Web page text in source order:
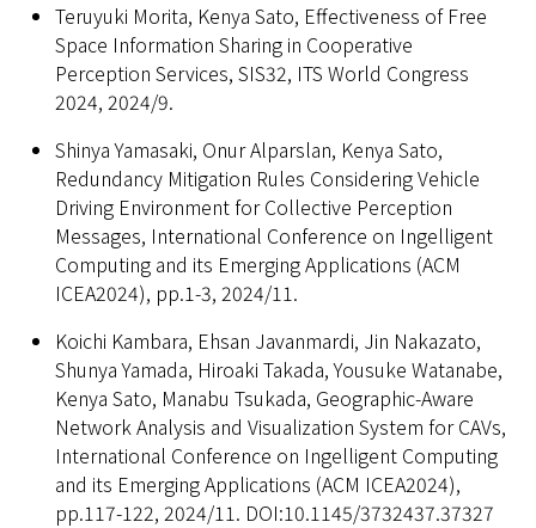
Teruyuki Morita, Kenya Sato, Effectiveness of Free
Space Information Sharing in Cooperative
Perception Services, SIS32, ITS World Congress
2024, 2024/9.
Shinya Yamasaki, Onur Alparslan, Kenya Sato,
Redundancy Mitigation Rules Considering Vehicle
Driving Environment for Collective Perception
Messages, International Conference on Ingelligent
Computing and its Emerging Applications (ACM
ICEA2024), pp.1-3, 2024/11.
Koichi Kambara, Ehsan Javanmardi, Jin Nakazato,
Shunya Yamada, Hiroaki Takada, Yousuke Watanabe,
Kenya Sato, Manabu Tsukada, Geographic-Aware
Network Analysis and Visualization System for CAVs,
International Conference on Ingelligent Computing
and its Emerging Applications (ACM ICEA2024),
pp.117-122, 2024/11. DOI:10.1145/3732437.37327